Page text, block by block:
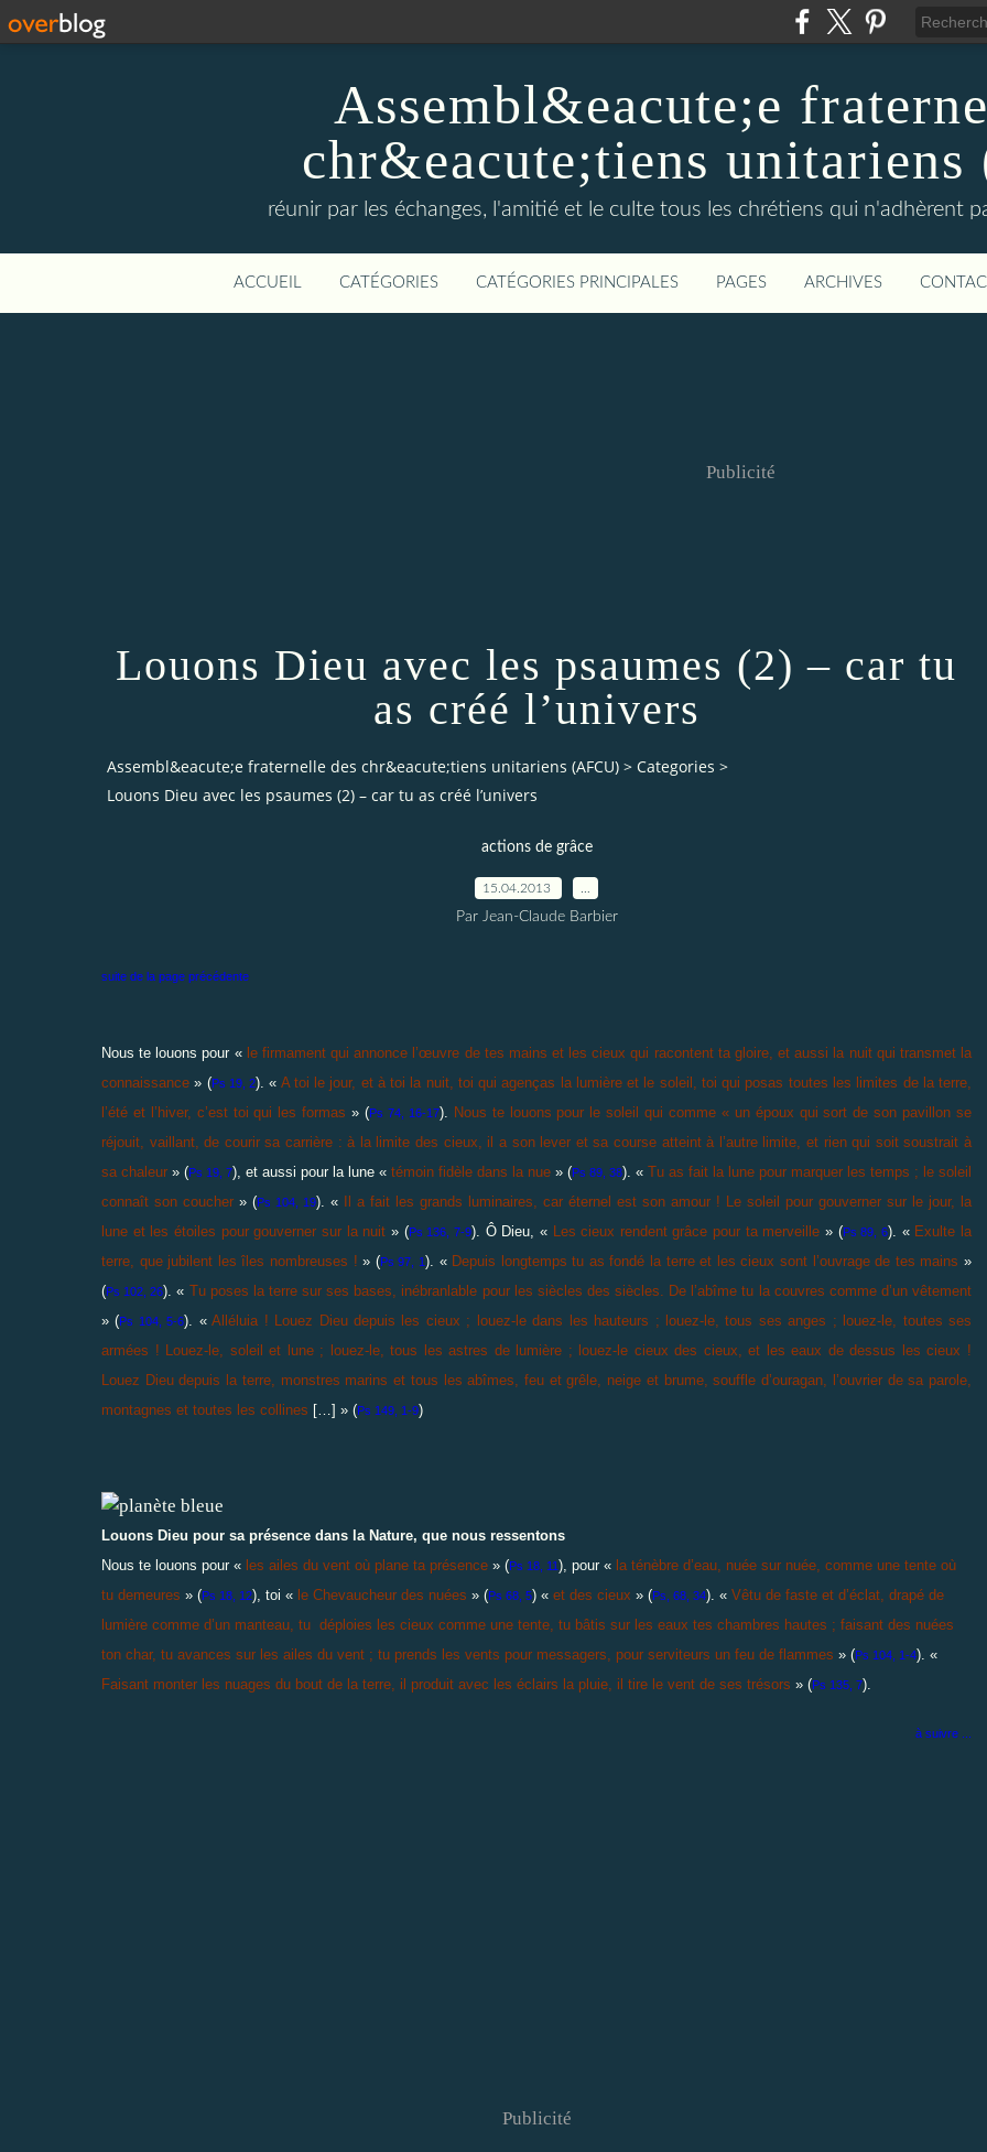
Assembl&eacute;e
chr&eacute;tiens
réunir par les échanges, l'amitié et le culte tous les chrétiens qui n'adhèrent
ACCUEIL CATÉGORIES CATÉGORIES PRINCIPALES PAGES ARCHIVES
Publicité
Louons Dieu avec les psaumes (2) – car tu
as créé l’univers
Assembl&eacute;e fraternelle des chr&eacute;tiens unitariens (AFCU) > Categories >
Louons Dieu avec les psaumes (2) – car tu as créé l’univers
actions de grâce
15.04.2013
Par Jean-Claude Barbier
suite de la page précédente
Nous te louons pour « le firmament qui annonce l’œuvre de tes mains et les cieux qui racontent ta gloire, et aussi la nuit qui transmet la
connaissance » (Ps 19, 2). « A toi le jour, et à toi la nuit, toi qui agenças la lumière et le soleil, toi qui posas toutes les limites de la terre,
l’été et l’hiver, c’est toi qui les formas » (Ps 74, 16-17).
Nous te louons pour le soleil qui comme « un époux qui sort de son pavillon se
réjouit, vaillant, de courir sa carrière : à la limite des cieux, il a son lever et sa course atteint à l’autre limite, et rien qui soit soustrait à
sa chaleur » (Ps 19, 7), et aussi pour la lune « témoin fidèle dans la nue » (Ps 89, 38). « Tu as fait la lune pour marquer les temps ; le soleil
connaît son coucher » (Ps 104, 19). «
Il a fait les grands luminaires, car éternel est son amour ! Le soleil pour gouverner sur le jour, la
lune et les étoiles pour gouverner sur la nuit » (Ps 136, 7-9). Ô Dieu, « Les cieux rendent grâce pour ta merveille » (Ps 89, 6). « Exulte la
terre, que jubilent les îles nombreuses ! » (Ps 97, 1). « Depuis longtemps tu as fondé la terre et les cieux sont l’ouvrage de tes mains »
(Ps 102, 26). « Tu poses la terre sur ses bases, inébranlable pour les siècles des siècles. De l’abîme tu la couvres comme d’un vêtement
» (Ps 104, 5-6). «Alléluia ! Louez Dieu depuis les cieux ; louez-le dans les hauteurs ; louez-le, tous ses anges ; louez-le, toutes ses
armées ! Louez-le, soleil et lune ; louez-le, tous les astres de lumière ; louez-le cieux des cieux, et les eaux de dessus les cieux !
Louez Dieu depuis la terre, monstres marins et tous les abîmes, feu et grêle, neige et brume, souffle d’ouragan, l’ouvrier de sa parole,
montagnes et toutes les collines […] » (Ps 149, 1-9)
Louons Dieu pour sa présence dans la Nature, que nous ressentons
Nous te louons pour « les ailes du vent où plane ta présence » (Ps 18, 11), pour « la ténèbre d’eau, nuée sur nuée, comme une tente où
tu demeures » (Ps 18, 12), toi « le Chevaucheur des nuées » (Ps 68, 5) « et des cieux » (Ps, 68, 34). « Vêtu de faste et d’éclat, drapé de
lumière comme d’un manteau, tu déploies les cieux comme une tente, tu bâtis sur les eaux tes chambres hautes ; faisant des nuées
ton char, tu avances sur les ailes du vent ; tu prends les vents pour messagers, pour serviteurs un feu de flammes » (Ps 104, 1-4). «
Faisant monter les nuages du bout de la terre, il produit avec les éclairs la pluie, il tire le vent de ses trésors » (Ps 135, 7).
à suivre ...
Publicité